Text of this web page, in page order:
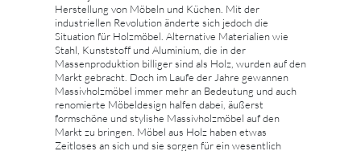
Herstellung von Möbeln und Küchen. Mit der
industriellen Revolution änderte sich jedoch die
Situation für Holzmöbel. Alternative Materialien wie
Stahl, Kunststoff und Aluminium, die in der
Massenproduktion billiger sind als Holz, wurden auf den
Markt gebracht. Doch im Laufe der Jahre gewannen
Massivholzmöbel immer mehr an Bedeutung und auch
renomierte Möbeldesign halfen dabei, äußerst
formschöne und stylishe Massivholzmöbel auf den
Markt zu bringen. Möbel aus Holz haben etwas
Zeitloses an sich und sie sorgen für ein wesentlich